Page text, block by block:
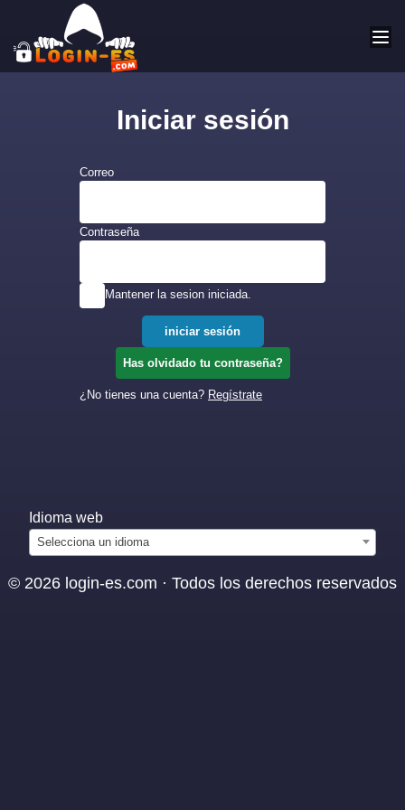
Iniciar sesión
Correo
Contraseña
Mantener la sesion iniciada.
Has olvidado tu contraseña?
¿No tienes una cuenta? Regístrate
Idioma web
Selecciona un idioma
© 2026 login-es.com · Todos los derechos reservados